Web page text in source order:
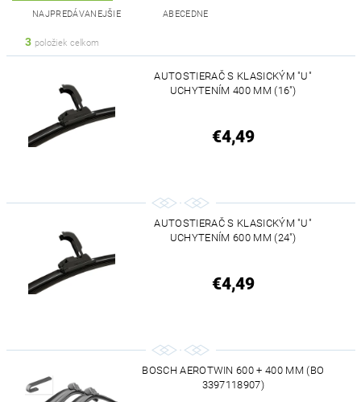
NAJPREDÁVANEJŠIE ABECEDNE
3 položiek celkom
AUTOSTIERAČ S KLASICKÝM "U"
UCHYTENÍM 400 MM (16")
€4,49
AUTOSTIERAČ S KLASICKÝM "U"
UCHYTENÍM 600 MM (24")
€4,49
BOSCH AEROTWIN 600 + 400 MM (BO
3397118907)